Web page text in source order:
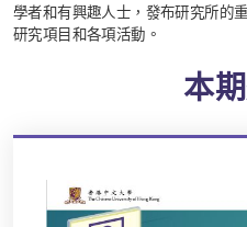
學者和有興趣人士，發布研究所的
研究項目和各項活動。
本